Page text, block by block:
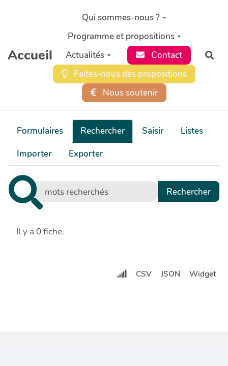
Aller au contenu principal
Accueil
Qui sommes-nous ?
Programme et propositions
Actualités
Contact
Faites-nous des propositions
Nous soutenir
Formulaires Rechercher Saisir
Listes
Importer
Exporter
Il y a 0 fiche.
CSV JSON Widget